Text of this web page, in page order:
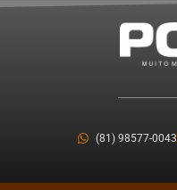
(81) 98577-0043